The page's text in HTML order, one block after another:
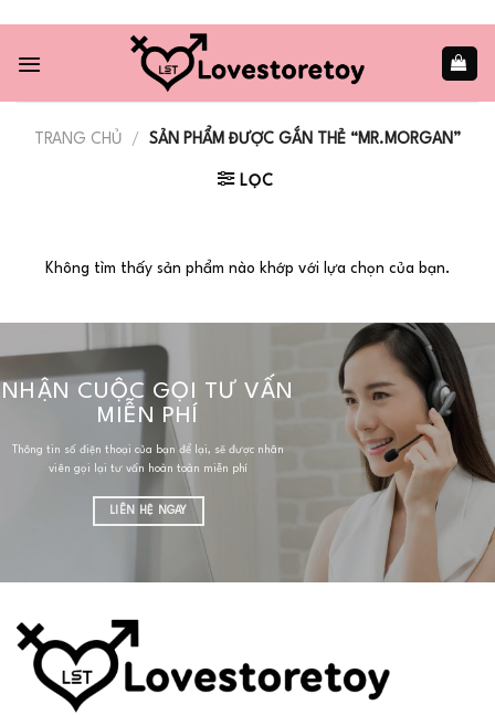
content
TRANG CHỦ / SẢN PHẨM ĐƯỢC GẮN THẺ “MR.MORGAN”
LỌC
Không tìm thấy sản phẩm nào khớp với lựa chọn của bạn.
NHẬN CUỘC GỌI TƯ VẤN
MIỄN PHÍ
Thông tin số điện thoại của bạn để lại, sẽ được nhân
viên gọi lại tư vấn hoàn toàn miễn phí
LIÊN HỆ NGAY